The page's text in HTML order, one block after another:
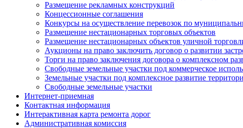
Размещение рекламных конструкций
Концессионные соглашения
Конкурсы на осуществление перевозок по
Размещение нестационарных торговых объектов
Размещение нестационарных объектов уличной
Аукционы на право заключить договор о развитии
Торги на право заключения договора о комплексном
Свободные земельные участки под коммерческое
Земельные участки под комплексное развитие
Свободные земельные участки
Интернет-приемная
Контактная информация
Интерактивная карта ремонта дорог
Административная комиссия